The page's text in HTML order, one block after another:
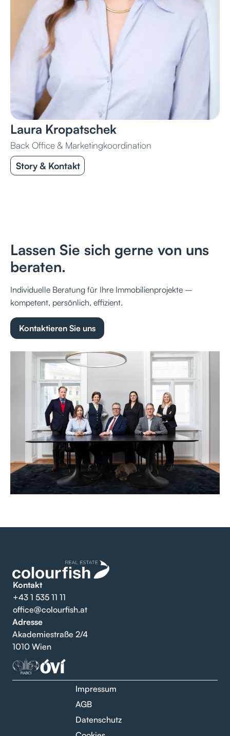
Laura Kropatschek
Back Office & Marketingkoordination
Story & Kontakt
Lassen Sie sich gerne von uns
beraten.
Individuelle Beratung für Ihre Immobilienprojekte –
kompetent, persönlich, effizient.
Kontaktieren Sie uns
Kontakt
+43 1 535 11 11
office@colourfish.at
Adresse
Akademiestraße 2/4
1010 Wien
Impressum
AGB
Datenschutz